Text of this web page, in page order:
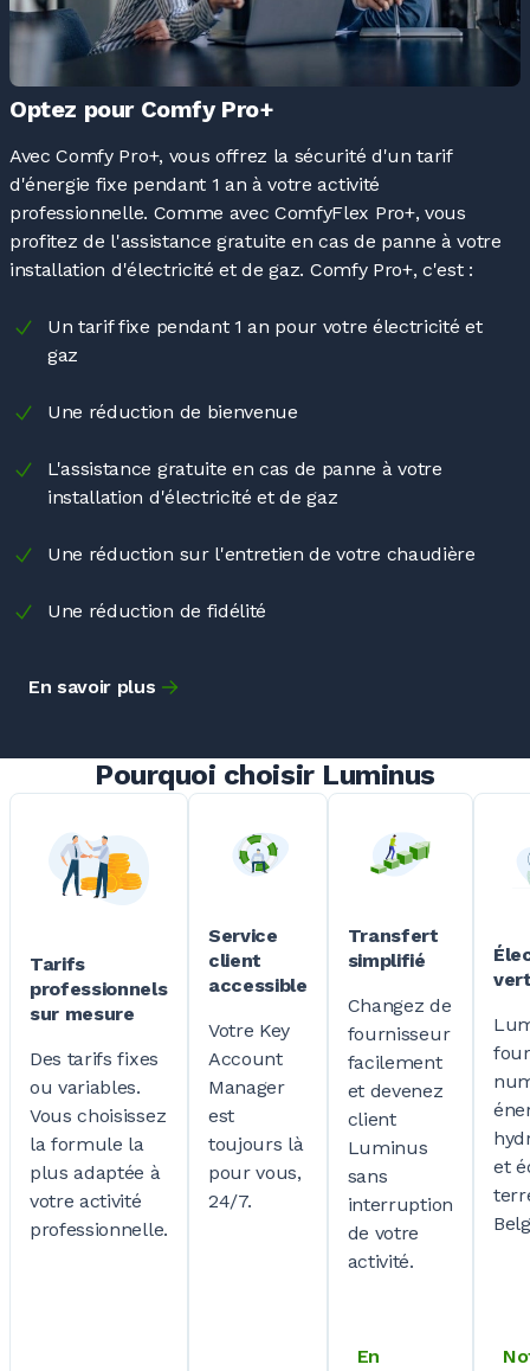
Optez pour Comfy Pro+
Avec Comfy Pro+, vous offrez la sécurité d'un tarif
d'énergie fixe pendant 1 an à votre activité
professionnelle. Comme avec ComfyFlex Pro+, vous
profitez de l'assistance gratuite en cas de panne à votre
installation d'électricité et de gaz. Comfy Pro+, c'est :
Un tarif fixe pendant 1 an pour votre électricité et
gaz
Une réduction de bienvenue
L'assistance gratuite en cas de panne à votre
installation d'électricité et de gaz
Une réduction sur l'entretien de votre chaudière
Une réduction de fidélité
En savoir plus
Pourquoi choisir Luminus
Tarifs
professionnels
sur mesure
Des tarifs fixes
ou variables.
Vous choisissez
la formule la
plus adaptée à
votre activité
professionnelle.
Service
client
accessible
Votre Key
Account
Manager
est
toujours là
pour vous,
24/7.
Transfert
simplifié
Changez de
fournisseur
facilement
et devenez
client
Luminus
sans
interruption
de votre
activité.
En
et